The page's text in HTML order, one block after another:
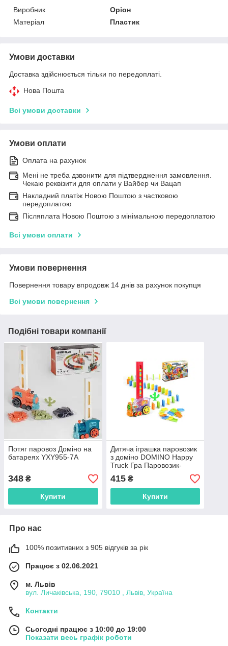
Виробник
Оріон
Матеріал
Пластик
Умови доставки
Доставка здійснюється тільки по передоплаті.
Нова Пошта
Всі умови доставки
Умови оплати
Оплата на рахунок
Мені не треба дзвонити для підтвердження замовлення.
Чекаю реквізити для оплати у Вайбер чи Вацап
Накладний платіж Новою Поштою з частковою
передоплатою
Післяплата Новою Поштою з мінімальною передоплатою
Всі умови оплати
Умови повернення
Повернення товару впродовж 14 днів за рахунок покупця
Всі умови повернення
Подібні товари компанії
Потяг паровоз Доміно на
батареях YXY955-7A
348 ₴
Купити
Дитяча іграшка паровозик
з доміно DOMINO Happy
Truck Гра Паровозик-
Доміно GP2150A доміно в
наборі
415₴
Купити
Про нас
100% позитивних з 905 відгуків за рік
Працює з 02.06.2021
м. Львів
вул. Личаківська, 190, 79010 , Львів, Україна
Контакти
Сьогодні працює з 10:00 до 19:00
Показати весь графік роботи